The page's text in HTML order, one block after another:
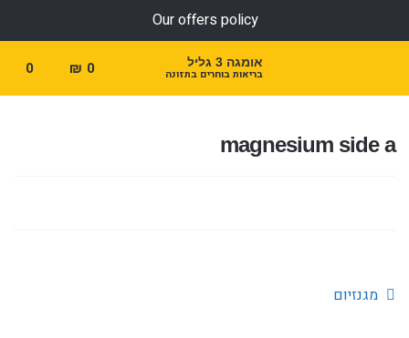
Our offers policy
אומגה 3 גליל
בריאות בוחרים בתזונה ₪ 0
0
magnesium side a
ניווט
הפוסט
מגנזיום